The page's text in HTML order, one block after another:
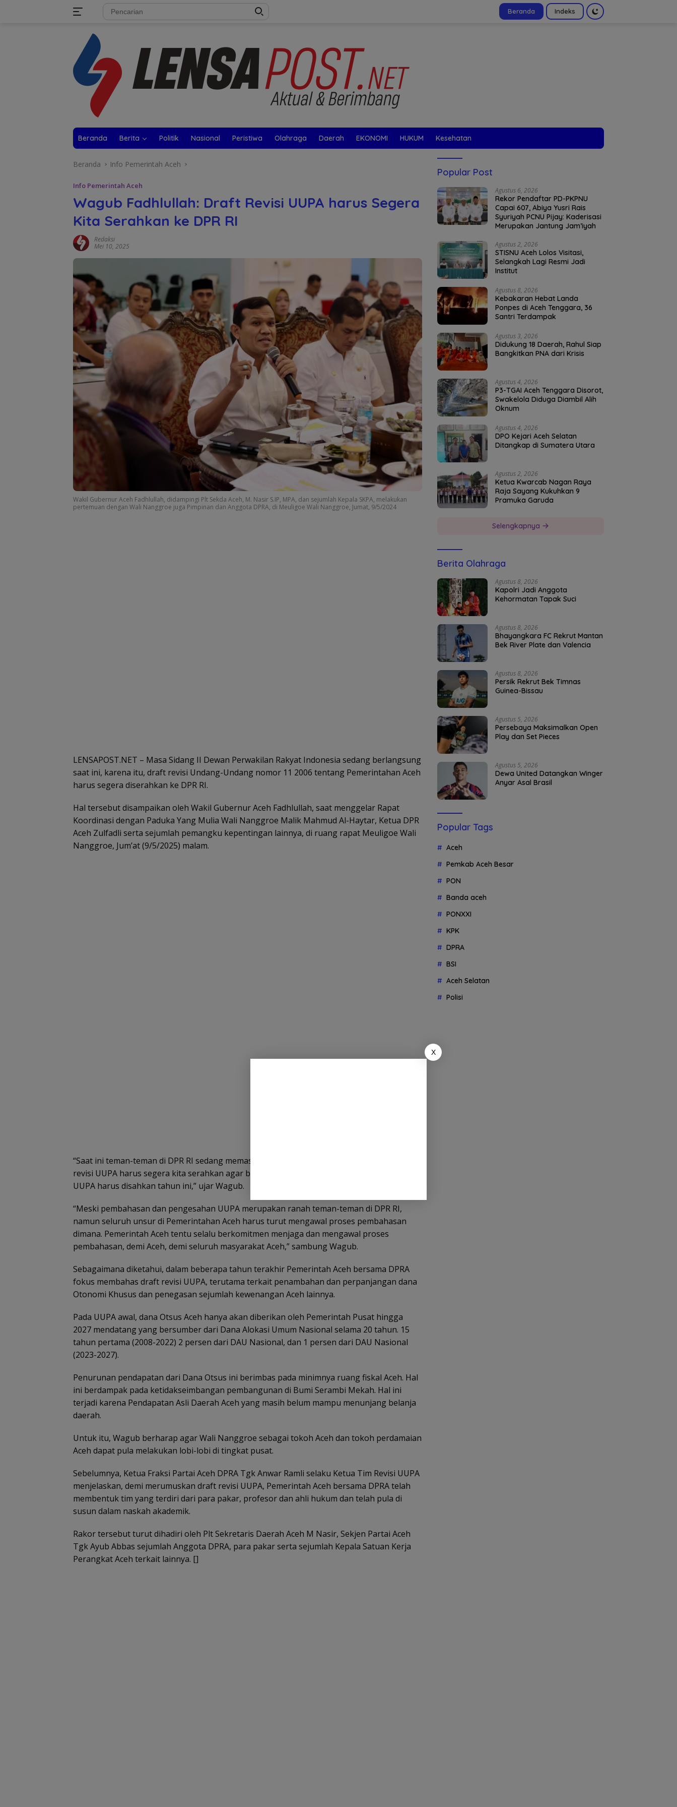
Beranda Indeks
Beranda Berita Politik Nasional Peristiwa Olahraga Daerah EKONOMI HUKUM Kesehatan
Beranda Info Pemerintah Aceh
Info Pemerintah Aceh
Wagub Fadhlullah: Draft Revisi UUPA harus Segera
Kita Serahkan ke DPR RI
Redaksi
Mei 10, 2025
Wakil Gubernur Aceh Fadhlullah, didampingi Plt Sekda Aceh, M. Nasir S.IP, MPA, dan sejumlah Kepala SKPA, melakukan
pertemuan dengan Wali Nanggroe juga Pimpinan dan Anggota DPRA, di Meuligoe Wali Nanggroe, Jumat, 9/5/2024
LENSAPOST.NET – Masa Sidang II Dewan Perwakilan Rakyat Indonesia sedang berlangsung
saat ini, karena itu, draft revisi Undang-Undang nomor 11 2006 tentang Pemerintahan Aceh
harus segera diserahkan ke DPR RI.
Hal tersebut disampaikan oleh Wakil Gubernur Aceh Fadhlullah, saat menggelar Rapat
Koordinasi dengan Paduka Yang Mulia Wali Nanggroe Malik Mahmud Al-Haytar, Ketua DPR
Aceh Zulfadli serta sejumlah pemangku kepentingan lainnya, di ruang rapat Meuligoe Wali
Nanggroe, Jum’at (9/5/2025) malam.
“Saat ini teman-teman di DPR RI sedang memasuki masa persidangan II, karena itu draft
revisi UUPA harus segera kita serahkan agar bisa segera dibahas. Karena target kita, revisi
UUPA harus disahkan tahun ini,” ujar Wagub.
“Meski pembahasan dan pengesahan UUPA merupakan ranah teman-teman di DPR RI,
namun seluruh unsur di Pemerintahan Aceh harus turut mengawal proses pembahasan
dimana. Pemerintah Aceh tentu selalu berkomitmen menjaga dan mengawal proses
pembahasan, demi Aceh, demi seluruh masyarakat Aceh,” sambung Wagub.
Sebagaimana diketahui, dalam beberapa tahun terakhir Pemerintah Aceh bersama DPRA
fokus membahas draft revisi UUPA, terutama terkait penambahan dan perpanjangan dana
Otonomi Khusus dan penegasan sejumlah kewenangan Aceh lainnya.
Pada UUPA awal, dana Otsus Aceh hanya akan diberikan oleh Pemerintah Pusat hingga
2027 mendatang yang bersumber dari Dana Alokasi Umum Nasional selama 20 tahun. 15
tahun pertama (2008-2022) 2 persen dari DAU Nasional, dan 1 persen dari DAU Nasional
(2023-2027).
Penurunan pendapatan dari Dana Otsus ini berimbas pada minimnya ruang fiskal Aceh. Hal
ini berdampak pada ketidakseimbangan pembangunan di Bumi Serambi Mekah. Hal ini
terjadi karena Pendapatan Asli Daerah Aceh yang masih belum mampu menunjang belanja
daerah.
Untuk itu, Wagub berharap agar Wali Nanggroe sebagai tokoh Aceh dan tokoh perdamaian
Aceh dapat pula melakukan lobi-lobi di tingkat pusat.
Sebelumnya, Ketua Fraksi Partai Aceh DPRA Tgk Anwar Ramli selaku Ketua Tim Revisi UUPA
menjelaskan, demi merumuskan draft revisi UUPA, Pemerintah Aceh bersama DPRA telah
membentuk tim yang terdiri dari para pakar, profesor dan ahli hukum dan telah pula di
susun dalam naskah akademik.
Rakor tersebut turut dihadiri oleh Plt Sekretaris Daerah Aceh M Nasir, Sekjen Partai Aceh
Tgk Ayub Abbas sejumlah Anggota DPRA, para pakar serta sejumlah Kepala Satuan Kerja
Perangkat Aceh terkait lainnya. []
Popular Post
Agustus 6, 2026
Rekor Pendaftar PD-PKPNU
Capai 607, Abiya Yusri Rais
Syuriyah PCNU Pijay: Kaderisasi
Merupakan Jantung Jam’iyah
Agustus 2, 2026
STISNU Aceh Lolos Visitasi,
Selangkah Lagi Resmi Jadi
Institut
Agustus 8, 2026
Kebakaran Hebat Landa
Ponpes di Aceh Tenggara, 36
Santri Terdampak
Agustus 3, 2026
Didukung 18 Daerah, Rahul Siap
Bangkitkan PNA dari Krisis
Agustus 4, 2026
P3-TGAI Aceh Tenggara Disorot,
Swakelola Diduga Diambil Alih
Oknum
Agustus 4, 2026
DPO Kejari Aceh Selatan
Ditangkap di Sumatera Utara
Agustus 2, 2026
Ketua Kwarcab Nagan Raya
Raja Sayang Kukuhkan 9
Pramuka Garuda
Selengkapnya
Berita Olahraga
Agustus 8, 2026
Kapolri Jadi Anggota
Kehormatan Tapak Suci
Agustus 8, 2026
Bhayangkara FC Rekrut Mantan
Bek River Plate dan Valencia
Agustus 8, 2026
Persik Rekrut Bek Timnas
Guinea-Bissau
Agustus 5, 2026
Persebaya Maksimalkan Open
Play dan Set Pieces
Agustus 5, 2026
Dewa United Datangkan Winger
Anyar Asal Brasil
Popular Tags
Aceh
Pemkab Aceh Besar
PON
Banda aceh
PONXXI
KPK
DPRA
BSI
Aceh Selatan
Polisi
X